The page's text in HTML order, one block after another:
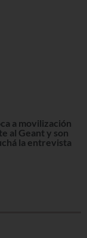
a movilización
al Geant y son
la entrevista